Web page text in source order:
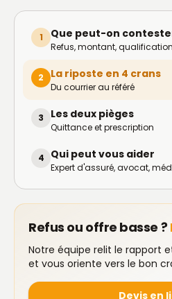
1 Que peut-on
Refus, montant, qualification
2 La riposte en 4 crans
Du courrier au référé
3 Les deux pièges
Quittance et prescription
4 Qui peut vous aider
Expert d'assuré, avocat,
Refus ou offre basse ?
Notre équipe relit le rapport
et vous oriente vers le bon
Devis en